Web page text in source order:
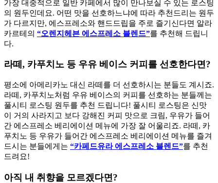
가장 대중적으로 일반 카페에서 많이 만나보실 수 있는 로스팅
의 원두인데요. 어떤 맛을 선호하느냐에 따라 추천드리는 원두
가 다르지만, 에스프레소와 핸드드립을 주로 즐기신다면 알라
카르테의 “오렌지헤븐 에스프레소 블렌드”를 추천해 드립니
다.
라떼, 카푸치노 등 우유 베이스 커피를 선호한다면?
평소에 아메리카노 대신 라떼를 더 선호하시는 분들도 계시죠.
라떼, 카푸치노처럼 우유 베이스의 커피를 선호하는 분들께는
풀시티 로스팅 원두를 추천 드립니다! ​풀시티 로스팅은 신맛
이 거의 사라지고 보다 강해진 커피 맛으로 크림, 우유가 들어
간 에스프레소 베리에이션 메뉴에 가장 잘 어울리죠. 라떼, 카
푸치노 등 우유가 들어간 에스프레소 베리에이션 메뉴를 즐겨
드시는 분들에게는 “카페드유라 에스프레소 블렌드”를 추천
드려요!
아직 내 취향을 모르겠다면?